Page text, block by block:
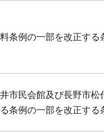
条例の一部を改正する
市民会館及び長野市松
条例の一部を改正する